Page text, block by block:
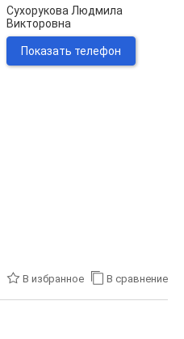
Сухорукова Людмила
Викторовна
Показать телефон
В избранное В сравнение